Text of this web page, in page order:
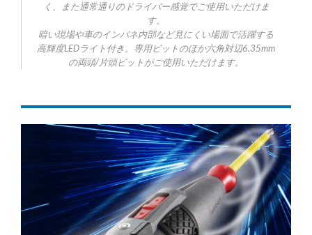
く、また通常通りのドライバー感覚でご使用いただけま
す。
暗い現場や車のインパネ内部など見にくい場面で活躍する
高輝度LEDライト付き。専用ビットのほか六角対辺6.35mm
の両頭/片頭ビットがご使用いただけます。